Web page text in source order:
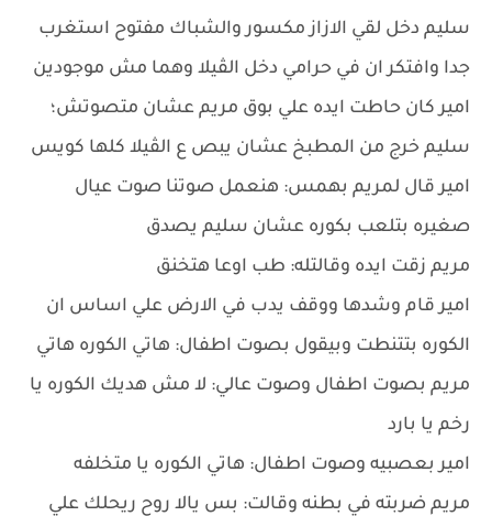
سليم دخل لقي الازاز مكسور والشباك مفتوح استغرب
جدا وافتكر ان في حرامي دخل الڤيلا وهما مش موجودين
امير كان حاطت ايده علي بوق مريم عشان متصوتش؛
سليم خرج من المطبخ عشان يبص ع الڤيلا كلها كويس
امير قال لمريم بهمس: هنعمل صوتنا صوت عيال
صغيره بتلعب بكوره عشان سليم يصدق
مريم زقت ايده وقالتله: طب اوعا هتخنق
امير قام وشدها ووقف يدب في الارض علي اساس ان
الكوره بتتنطت وبيقول بصوت اطفال: هاتي الكوره هاتي
مريم بصوت اطفال وصوت عالي: لا مش هديك الكوره يا
رخم يا بارد
امير بعصبيه وصوت اطفال: هاتي الكوره يا متخلفه
مريم ضربته في بطنه وقالت: بس يالا روح ريحلك علي